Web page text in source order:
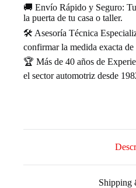
🚚 Envío Rápido y Seguro:
la puerta de tu casa o taller.
🛠️ Asesoría Técnica
confirmar la medida exacta
🏆 Más de 40 años de
el sector automotriz desde
Shipping